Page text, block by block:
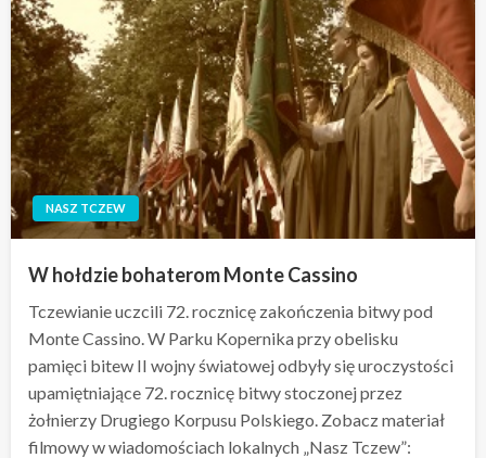
NASZ TCZEW
W hołdzie bohaterom Monte Cassino
Tczewianie uczcili 72. rocznicę zakończenia bitwy pod
Monte Cassino. W Parku Kopernika przy obelisku
pamięci bitew II wojny światowej odbyły się uroczystości
upamiętniające 72. rocznicę bitwy stoczonej przez
żołnierzy Drugiego Korpusu Polskiego. Zobacz materiał
filmowy w wiadomościach lokalnych „Nasz Tczew”: